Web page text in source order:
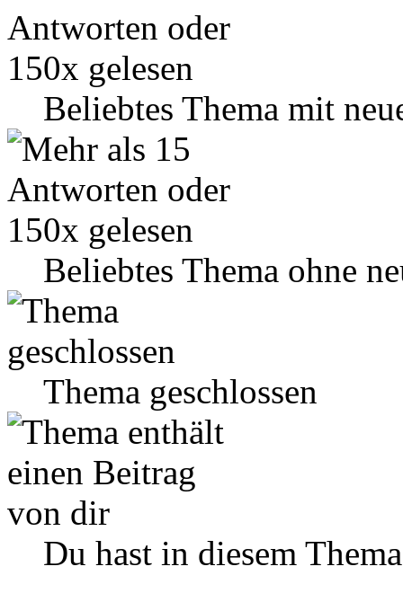
Beliebtes Thema mit
Beliebtes Thema ohne
Thema geschlossen
Du hast in diesem